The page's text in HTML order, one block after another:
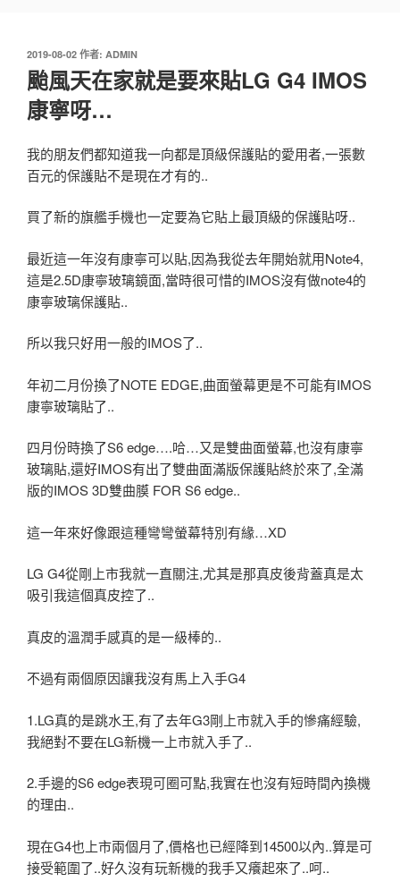
發
佈
於
2019-08-02 作者: ADMIN
颱風天在家就是要來貼LG G4 IMOS
康寧呀…
我的朋友們都知道我一向都是頂級保護貼的愛用者,一張數
百元的保護貼不是現在才有的..
買了新的旗艦手機也一定要為它貼上最頂級的保護貼呀..
最近這一年沒有康寧可以貼,因為我從去年開始就用Note4,
這是2.5D康寧玻璃鏡面,當時很可惜的IMOS沒有做note4的
康寧玻璃保護貼..
所以我只好用一般的IMOS了..
年初二月份換了NOTE EDGE,曲面螢幕更是不可能有IMOS
康寧玻璃貼了..
四月份時換了S6 edge….哈…又是雙曲面螢幕,也沒有康寧
玻璃貼,還好IMOS有出了雙曲面滿版保護貼終於來了,全滿
版的IMOS 3D雙曲膜 FOR S6 edge..
這一年來好像跟這種彎彎螢幕特別有緣…XD
LG G4從剛上市我就一直關注,尤其是那真皮後背蓋真是太
吸引我這個真皮控了..
真皮的溫潤手感真的是一級棒的..
不過有兩個原因讓我沒有馬上入手G4
1.LG真的是跳水王,有了去年G3剛上市就入手的慘痛經驗,
我絕對不要在LG新機一上市就入手了..
2.手邊的S6 edge表現可圈可點,我實在也沒有短時間內換機
的理由..
現在G4也上市兩個月了,價格也已經降到14500以內..算是可
接受範圍了..好久沒有玩新機的我手又癢起來了..呵..